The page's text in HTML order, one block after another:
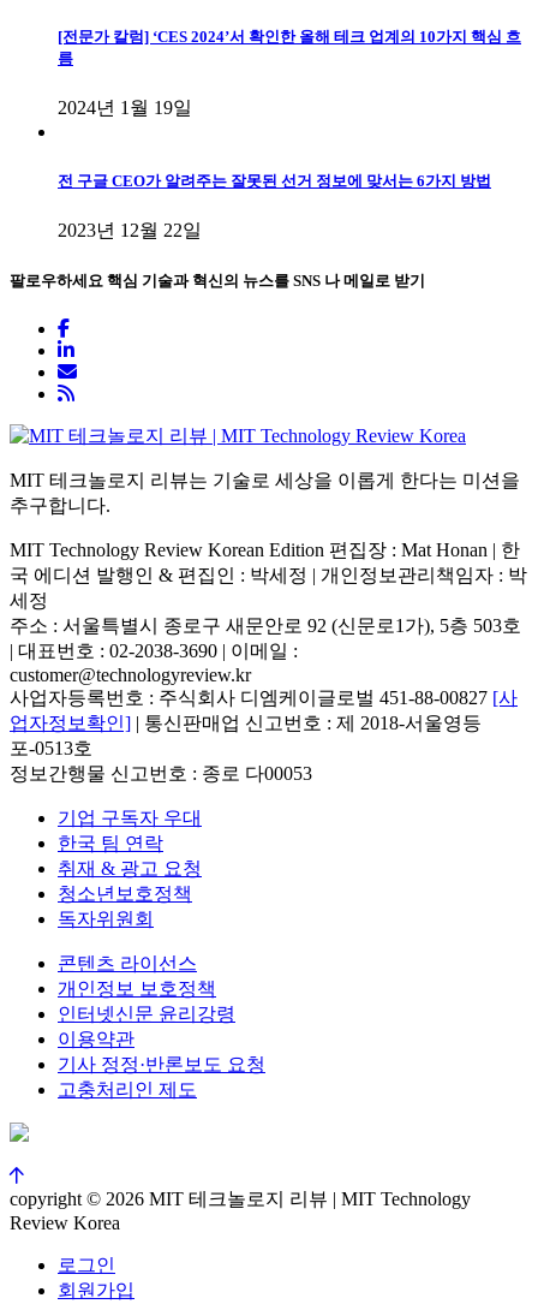
[전문가 칼럼] ‘CES 2024’서 확인한 올해 테크 업계의 10가지 핵심 흐
름
2024년 1월 19일
전 구글 CEO가 알려주는 잘못된 선거 정보에 맞서는 6가지 방법
2023년 12월 22일
팔로우하세요 핵심 기술과 혁신의 뉴스를 SNS 나 메일로 받기
MIT 테크놀로지 리뷰는 기술로 세상을 이롭게 한다는 미션을
추구합니다.
MIT Technology Review Korean Edition 편집장 : Mat Honan | 한
국 에디션 발행인 & 편집인 : 박세정 | 개인정보관리책임자 : 박
세정
주소 : 서울특별시 종로구 새문안로 92 (신문로1가), 5층 503호
| 대표번호 : 02-2038-3690 | 이메일 :
customer@technologyreview.kr
사업자등록번호 : 주식회사 디엠케이글로벌 451-88-00827 [사
업자정보확인] | 통신판매업 신고번호 : 제 2018-서울영등
포-0513호
정보간행물 신고번호 : 종로 다00053
기업 구독자 우대
한국 팀 연락
취재 & 광고 요청
청소년보호정책
독자위원회
콘텐츠 라이선스
개인정보 보호정책
인터넷신문 윤리강령
이용약관
기사 정정·반론보도 요청
고충처리인 제도
copyright © 2026 MIT 테크놀로지 리뷰 | MIT Technology
Review Korea
로그인
회원가입